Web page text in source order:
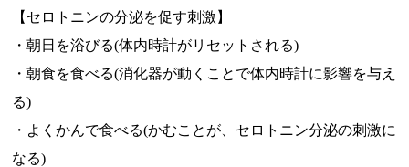
【セロトニンの分泌を促す刺激】
・朝日を浴びる(体内時計がリセットされる)
・朝食を食べる(消化器が動くことで体内時計に影響を与え
る)
・よくかんで食べる(かむことが、セロトニン分泌の刺激に
なる)